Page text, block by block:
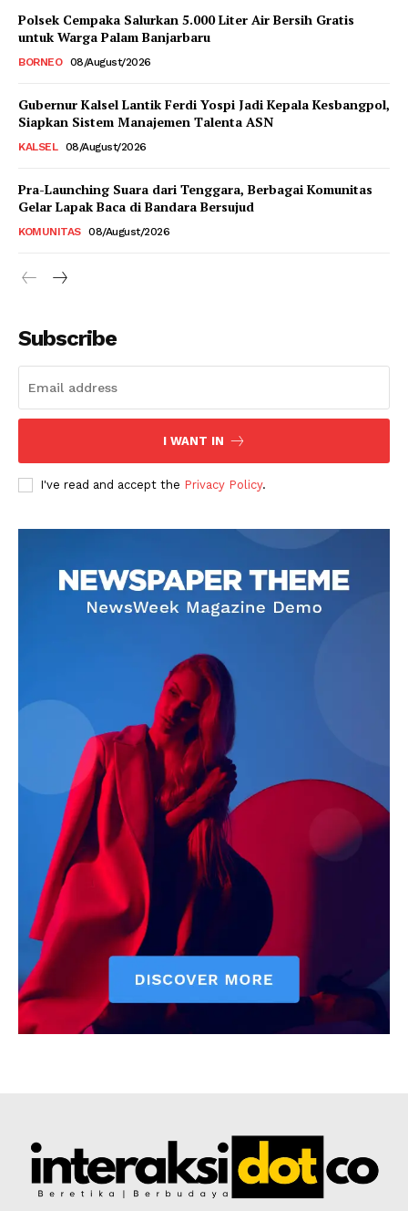
Polsek Cempaka Salurkan 5.000 Liter Air Bersih Gratis
untuk Warga Palam Banjarbaru
BORNEO 08/August/2026
Gubernur Kalsel Lantik Ferdi Yospi Jadi Kepala Kesbangpol,
Siapkan Sistem Manajemen Talenta ASN
KALSEL 08/August/2026
Pra-Launching Suara dari Tenggara, Berbagai Komunitas
Gelar Lapak Baca di Bandara Bersujud
KOMUNITAS 08/August/2026
Subscribe
I WANT IN
I've read and accept the Privacy Policy.